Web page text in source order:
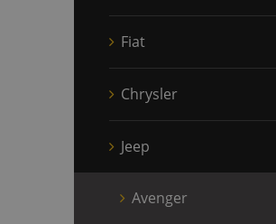
Fiat
Chrysler
Jeep
Avenger